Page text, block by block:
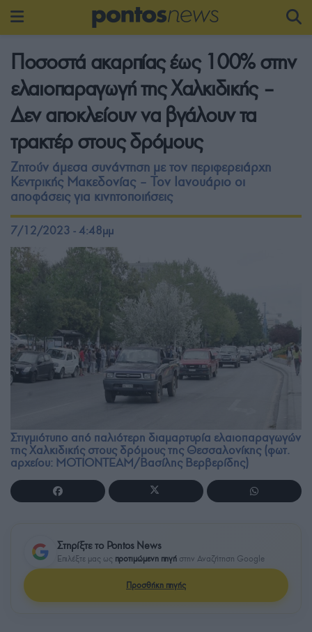
Ποσοστά ακαρπίας έως 100% στην
ελαιοπαραγωγή της Χαλκιδικής –
Δεν αποκλείουν να βγάλουν τα
τρακτέρ στους δρόμους
Ζητούν άμεσα συνάντηση με τον περιφερειάρχη
Κεντρικής Μακεδονίας – Τον Ιανουάριο οι
αποφάσεις για κινητοποιήσεις
7/12/2023 - 4:48μμ
Στιγμιότυπο από παλιότερη διαμαρτυρία ελαιοπαραγωγών
της Χαλκιδικής στους δρόμους της Θεσσαλονίκης (φωτ.
αρχείου: MOTIONTEAM/Βασίλης Βερβερίδης)
Στηρίξτε το Pontos News
Επιλέξτε μας ως προτιμώμενη πηγή στην Αναζήτηση Google
Προσθήκη πηγής